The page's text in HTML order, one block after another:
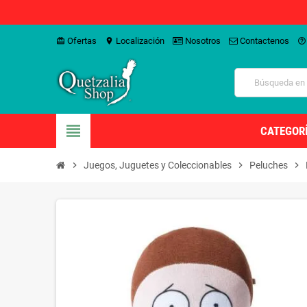
card_giftcard Ofertas location_on Localización Nosotros Contactenos help_outline
view_headline
chevron_right Juegos, Juguetes y Coleccionables chevron_right Peluches chevron_right